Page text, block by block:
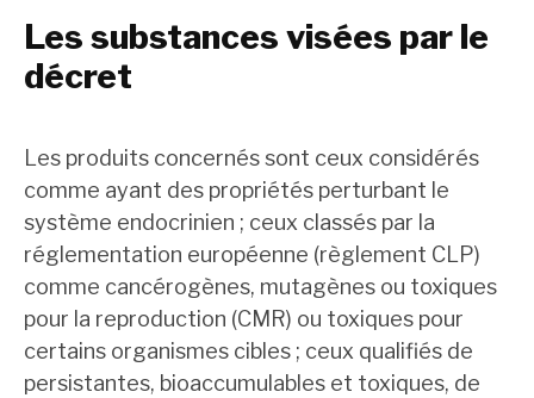
Les substances visées par le
décret
Les produits concernés sont ceux considérés
comme ayant des propriétés perturbant le
système endocrinien ; ceux classés par la
réglementation européenne (règlement CLP)
comme cancérogènes, mutagènes ou toxiques
pour la reproduction (CMR) ou toxiques pour
certains organismes cibles ; ceux qualifiés de
persistantes, bioaccumulables et toxiques, de